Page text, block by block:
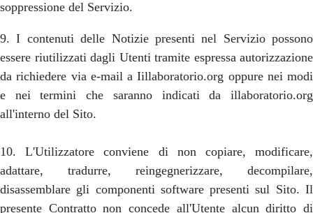
soppressione del Servizio.
9. I contenuti delle Notizie presenti nel Servizio possono
essere riutilizzati dagli Utenti tramite espressa autorizzazione
da richiedere via e-mail a Iillaboratorio.org oppure nei modi
e nei termini che saranno indicati da illaboratorio.org
all'interno del Sito.
10. L'Utilizzatore conviene di non copiare, modificare,
adattare, tradurre, reingegnerizzare, decompilare,
disassemblare gli componenti software presenti sul Sito. Il
presente Contratto non concede all'Utente alcun diritto di